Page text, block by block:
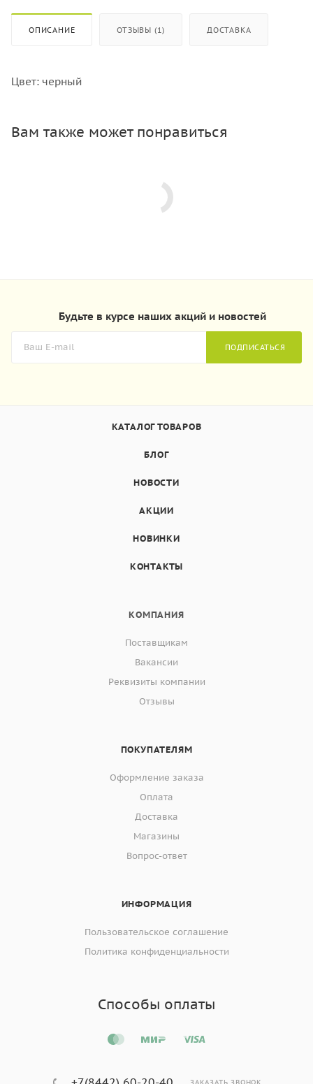
ОПИСАНИЕ ОТЗЫВЫ (1) ДОСТАВКА
Цвет: черный
Вам также может понравиться
Будьте в курсе наших акций и новостей
ПОДПИСАТЬСЯ
КАТАЛОГ ТОВАРОВ
БЛОГ
НОВОСТИ
АКЦИИ
НОВИНКИ
КОНТАКТЫ
КОМПАНИЯ
Поставщикам
Вакансии
Реквизиты компании
Отзывы
ПОКУПАТЕЛЯМ
Оформление заказа
Оплата
Доставка
Магазины
Вопрос-ответ
ИНФОРМАЦИЯ
Пользовательское соглашение
Политика конфиденциальности
Способы оплаты